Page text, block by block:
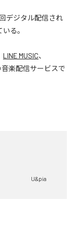
デジタル配信され
る。
LINE MUSIC、
音楽配信サービスで
U&pia